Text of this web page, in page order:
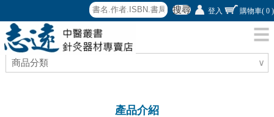
搜尋 登入 購物車( 0 )
商品分類 ∨
產品介紹